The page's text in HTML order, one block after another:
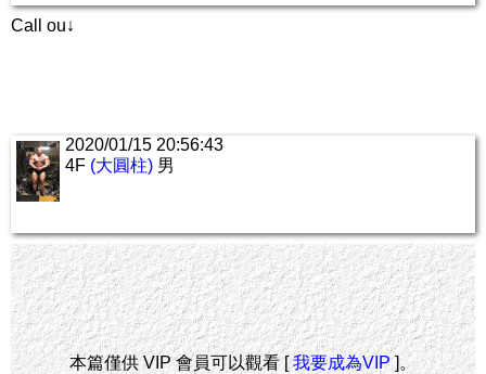
Call ou↓
2020/01/15 20:56:43
4F (大圓柱) 男
本篇僅供 VIP 會員可以觀看 [我要成為VIP]。